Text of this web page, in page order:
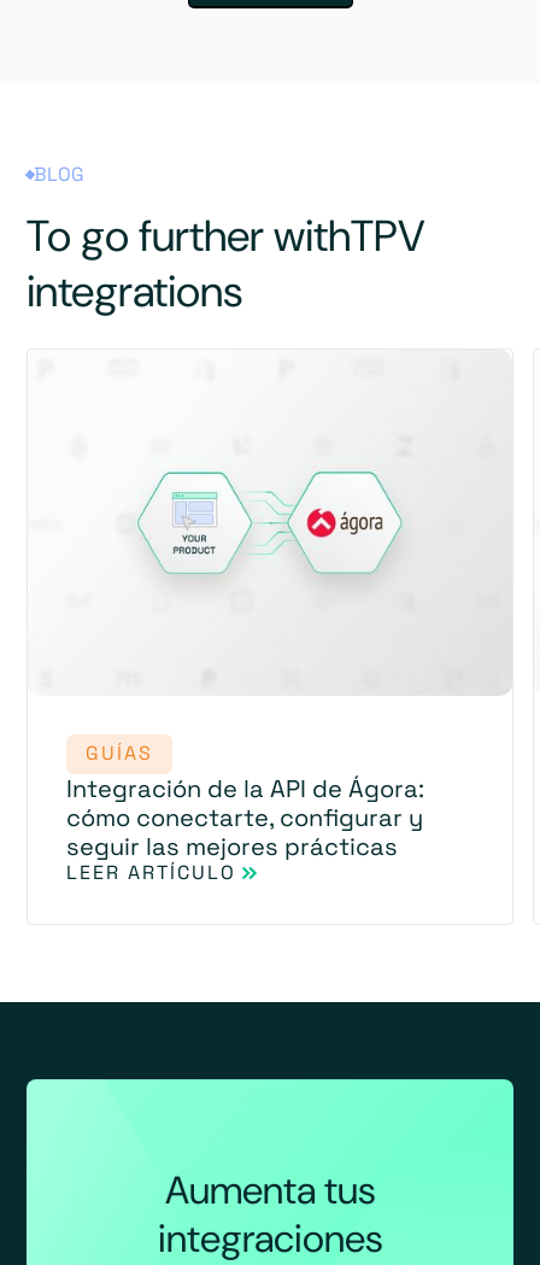
BLOG
To go further withTPV
integrations
GUÍAS
Integración de la API de Ágora:
cómo conectarte, configurar y
seguir las mejores prácticas
LEER ARTÍCULO
Aumenta tus
integraciones